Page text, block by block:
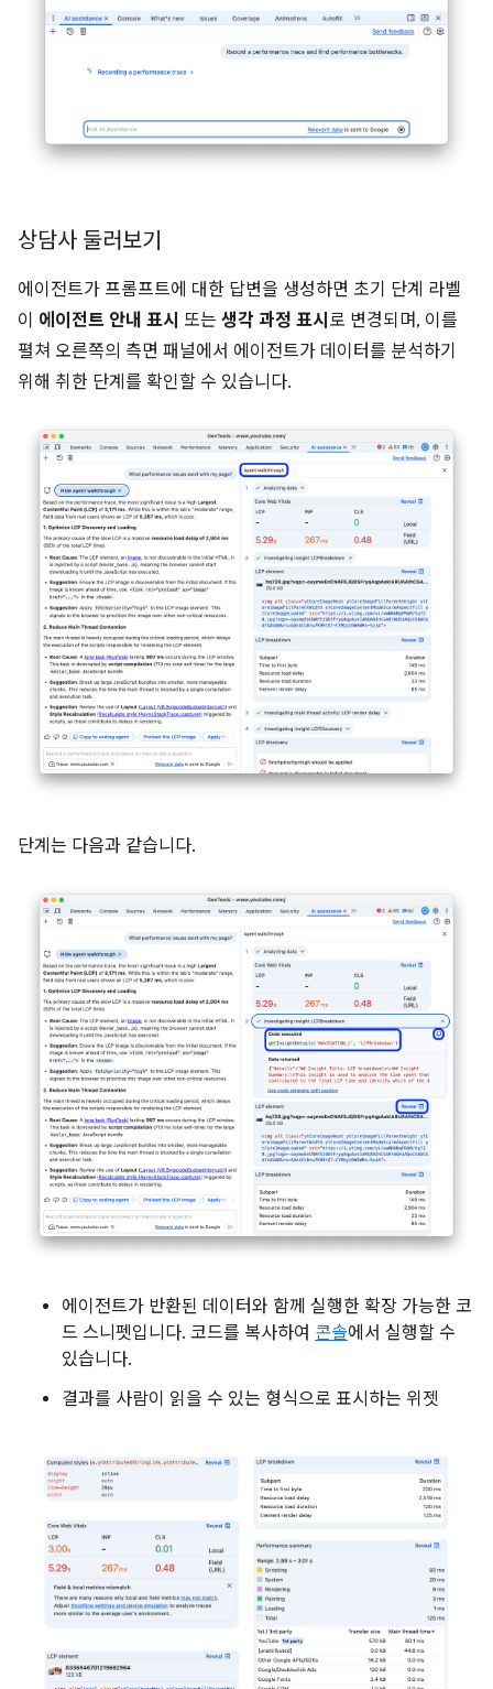
상담사 둘러보기
에이전트가 프롬프트에 대한 답변을 생성하면 초기 단계 라벨
이 에이전트 안내 표시 또는 생각 과정 표시 로 변경되며, 이를
펼쳐 오른쪽의 측면 패널에서 에이전트가 데이터를 분석하기
위해 취한 단계를 확인할 수 있습니다.
단계는 다음과 같습니다.
에이전트가 반환된 데이터와 함께 실행한 확장 가능한 코
드 스니펫입니다. 코드를 복사하여 콘솔에서 실행할 수
있습니다.
결과를 사람이 읽을 수 있는 형식으로 표시하는 위젯